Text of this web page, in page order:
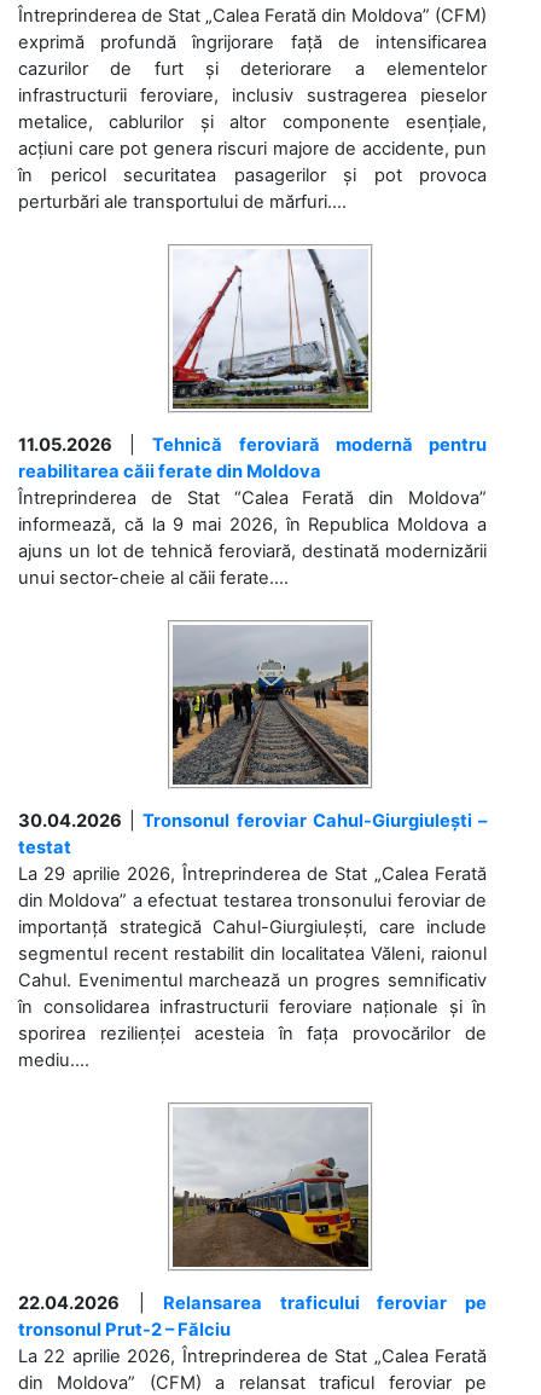
Întreprinderea de Stat „Calea Ferată din Moldova” (CFM)
exprimă profundă îngrijorare față de intensificarea
cazurilor de furt și deteriorare a elementelor
infrastructurii feroviare, inclusiv sustragerea pieselor
metalice, cablurilor și altor componente esențiale,
acțiuni care pot genera riscuri majore de accidente, pun
în pericol securitatea pasagerilor și pot provoca
perturbări ale transportului de mărfuri....
11.05.2026 |Tehnică feroviară modernă pentru
reabilitarea căii ferate din Moldova
Întreprinderea de Stat “Calea Ferată din Moldova”
informează, că la 9 mai 2026, în Republica Moldova a
ajuns un lot de tehnică feroviară, destinată modernizării
unui sector-cheie al căii ferate....
30.04.2026 |Tronsonul feroviar Cahul-Giurgiulești –
testat
La 29 aprilie 2026, Întreprinderea de Stat „Calea Ferată
din Moldova” a efectuat testarea tronsonului feroviar de
importanță strategică Cahul-Giurgiulești, care include
segmentul recent restabilit din localitatea Văleni, raionul
Cahul. Evenimentul marchează un progres semnificativ
în consolidarea infrastructurii feroviare naționale și în
sporirea rezilienței acesteia în fața provocărilor de
mediu....
22.04.2026
Relansarea traficului feroviar pe
tronsonul Prut-2 – Fălciu
La 22 aprilie 2026, Întreprinderea de Stat „Calea Ferată
din Moldova” (CFM) a relansat traficul feroviar pe